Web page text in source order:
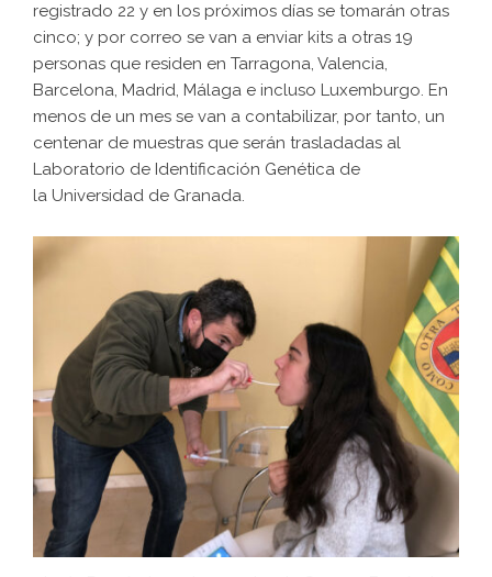
registrado 22 y en los próximos días se tomarán otras
cinco; y por correo se van a enviar kits a otras 19
personas que residen en Tarragona, Valencia,
Barcelona, Madrid, Málaga e incluso Luxemburgo. En
menos de un mes se van a contabilizar, por tanto, un
centenar de muestras que serán trasladadas al
Laboratorio de Identificación Genética de
la Universidad de Granada.